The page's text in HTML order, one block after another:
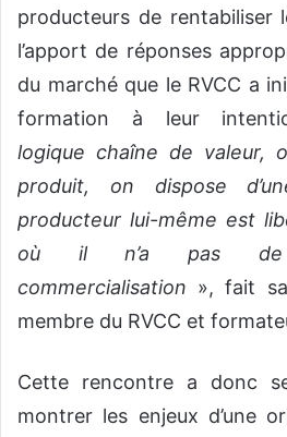
producteurs de rentabiliser
l’apport de réponses
du marché que le RVCC a
formation à leur
logique chaîne de valeur,
produit, on dispose
producteur lui-même est
où il n’a pas de
commercialisation », fait
membre du RVCC et
Cette rencontre a donc
montrer les enjeux d’une